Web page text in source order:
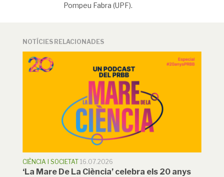
Pompeu Fabra (UPF).
NOTÍCIES RELACIONADES
CIÈNCIA I SOCIETAT 16.07.2026
‘La Mare De La Ciència’ celebra els 20 anys